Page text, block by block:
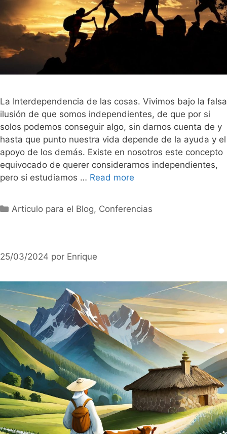
La Interdependencia de las cosas. Vivimos bajo la falsa
ilusión de que somos independientes, de que por si
solos podemos conseguir algo, sin darnos cuenta de y
hasta que punto nuestra vida depende de la ayuda y el
apoyo de los demás. Existe en nosotros este concepto
equivocado de querer considerarnos independientes,
pero si estudiamos … Read more
Categorías
Articulo para el Blog, Conferencias
25/03/2024 por Enrique